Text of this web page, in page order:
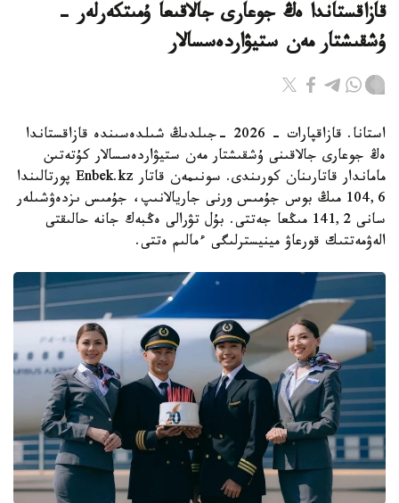
قازاقستاندا ەڭ جوعارى جالاقىعا ۇمىتكەرلەر -
ۇشقىشتار مەن ستيۋاردەسسالار
استانا. قازاقپارات - 2026 -جىلدىڭ شىلدەسىندە قازاقستاندا
ەڭ جوعارى جالاقىنى ۇشقىشتار مەن ستيۋاردەسسالار كۇتەتىن
ماماندار قاتارىنان كورىندى. سونىمەن قاتار Enbek.kz پورتالىندا
104,6 مىڭ بوس جۇمىس ورنى جاريالانىپ، جۇمىس ىزدەۋشىلەر
سانى 141,2 مىڭعا جەتتى. بۇل تۋرالى ەڭبەك جانە حالىقتى
الەۋمەتتىك قورعاۋ مينيسترلىگى ءمالىم ەتتى.